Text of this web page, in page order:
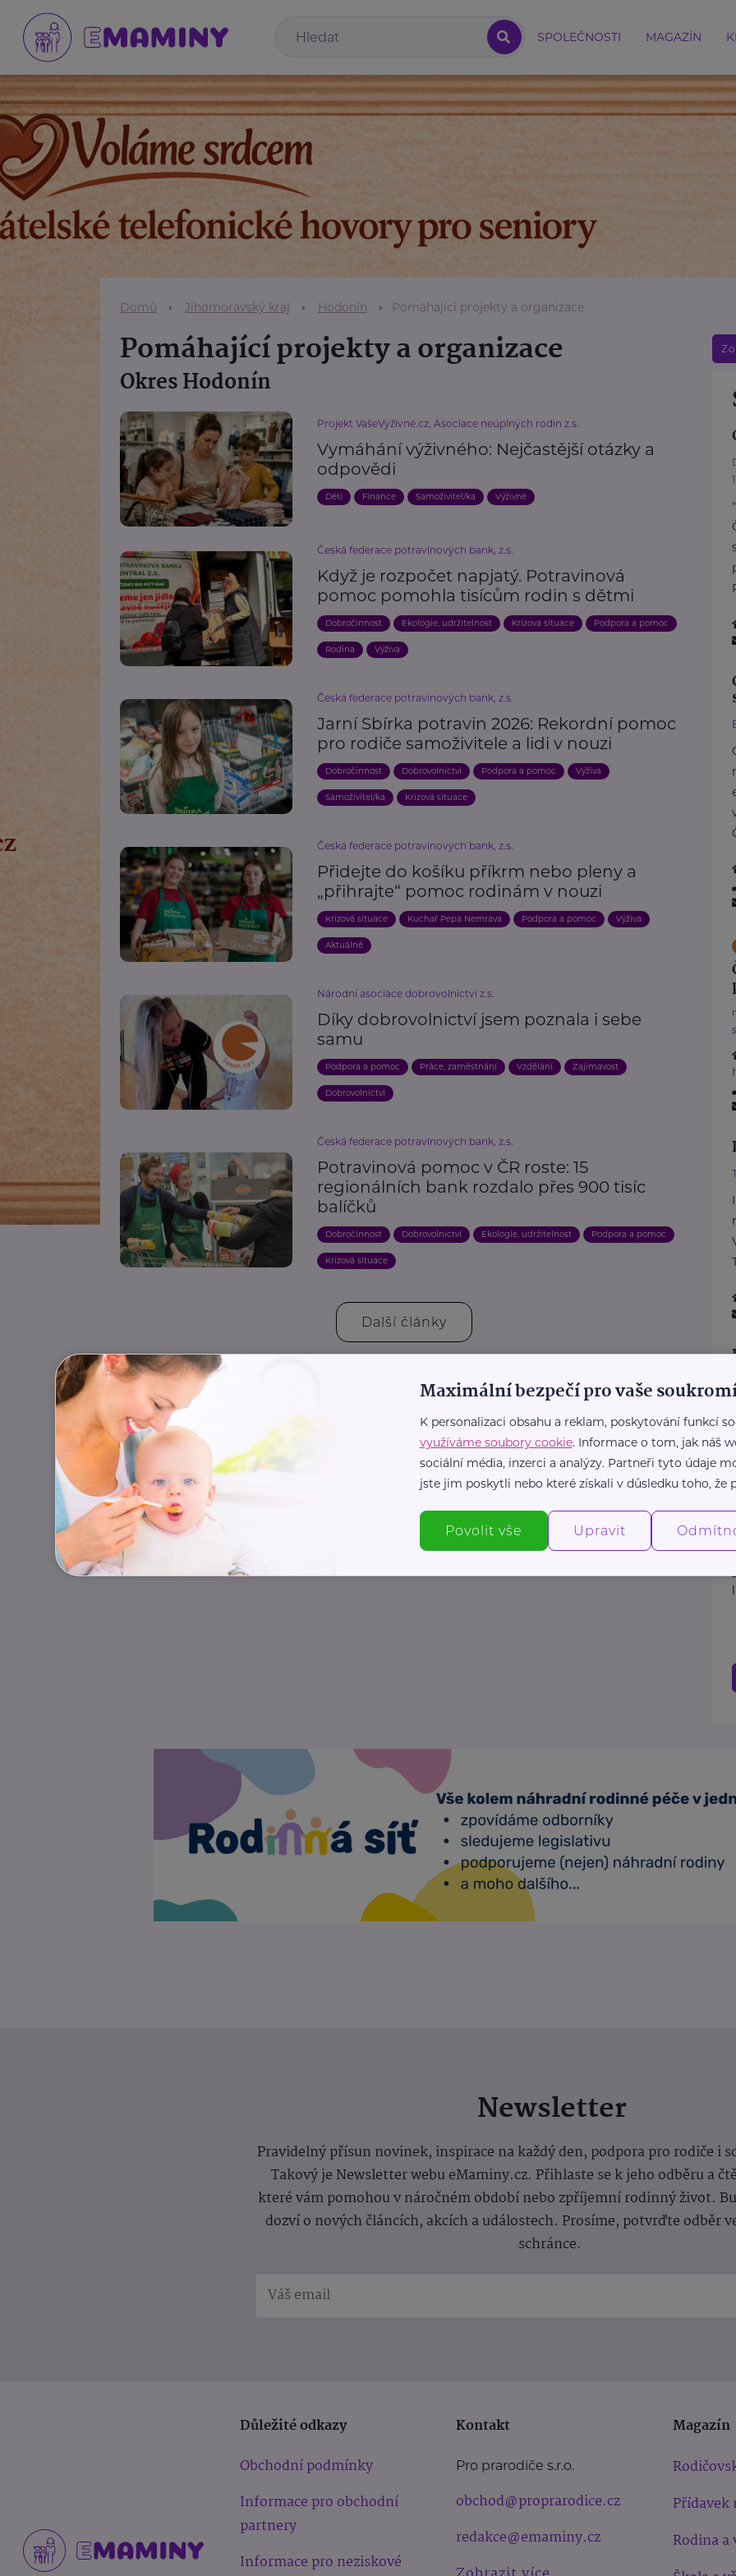
SPOLEČNOSTI MAGAZÍN
Domů Jihomoravský kraj Hodonín Pomáhající projekty a organizace
Pomáhající projekty a organizace
Okres Hodonín
Projekt VašeVýživné.cz, Asociace neúplných rodin z.s.
Vymáhání výživného: Nejčastější otázky a
odpovědi
Děti Finance Samoživitel/ka Výživné
Česká federace potravinových bank, z.s.
Když je rozpočet napjatý. Potravinová
pomoc pomohla tisícům rodin s dětmi
Dobročinnost Ekologie, udržitelnost Krizová situace Podpora a pomoc
Rodina Výživa
Česká federace potravinových bank, z.s.
Jarní Sbírka potravin 2026: Rekordní pomoc
pro rodiče samoživitele a lidi v nouzi
Dobročinnost Dobrovolnictví Podpora a pomoc Výživa
Samoživitel/ka Krizová situace
Česká federace potravinových bank, z.s.
Přidejte do košíku příkrm nebo pleny a
„přihrajte“ pomoc rodinám v nouzi
Krizová situace Kuchař Pepa Nemrava Podpora a pomoc Výživa
Aktuálně
Národní asociace dobrovolnictví z.s.
Díky dobrovolnictví jsem poznala i sebe
samu
Podpora a pomoc Práce, zaměstnání Vzdělání Zajímavost
Dobrovolnictví
Česká federace potravinových bank, z.s.
Potravinová pomoc v ČR roste: 15
regionálních bank rozdalo přes 900 tisíc
balíčků
Dobročinnost Dobrovolnictví Ekologie, udržitelnost Podpora a pomoc
Krizová situace
Další články
Newsletter
Pravidelný přísun novinek, inspirace na každý den, podpora pro rodiče i
Takový je Newsletter webu eMaminy.cz. Přihlaste se k jeho odběru a
které vám pomohou v náročném období nebo zpříjemní rodinný život.
dozví o nových článcích, akcích a událostech. Prosíme, potvrďte odběr
schránce.
Důležité odkazy
Obchodní podmínky
Informace pro obchodní
partnery
Informace pro neziskové
Kontakt
Pro prarodiče s.r.o.
obchod@proprarodice.cz
redakce@emaminy.cz
Magazín
Přídavek
Rodina a
Maximální bezpečí pro vaše
K personalizaci obsahu a reklam, poskytování funkcí
využíváme soubory cookie. Informace o tom, jak náš
sociální média, inzerci a analýzy. Partneři tyto údaje
jste jim poskytli nebo které získali v důsledku toho, že
Povolit vše Upravit